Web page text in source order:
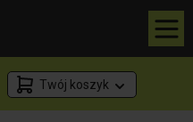
Twój koszyk